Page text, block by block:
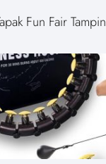
Fun Fair Tampin